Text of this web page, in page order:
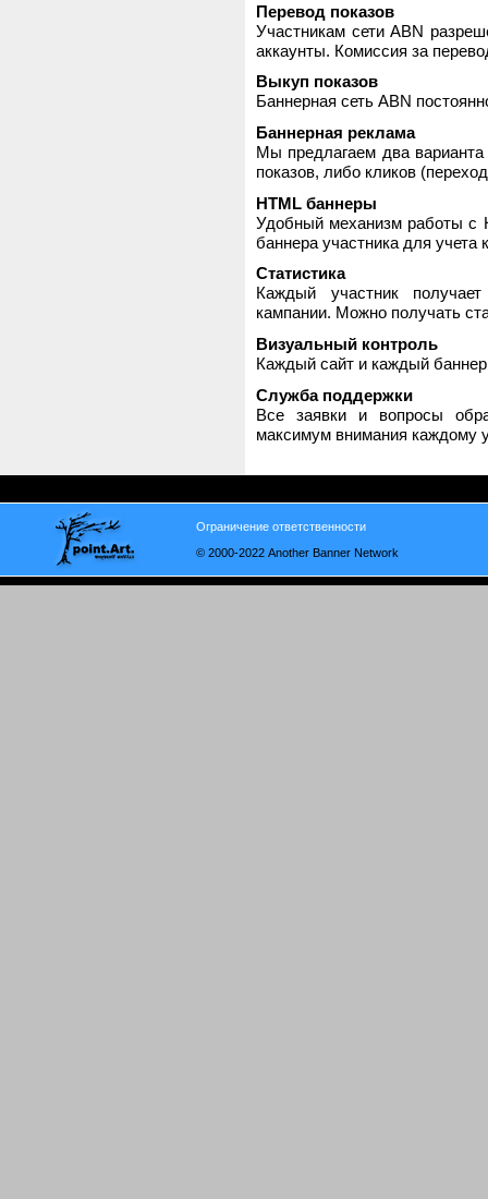
Перевод показов
Участникам сети ABN
аккаунты. Комиссия за
Выкуп показов
Баннерная сеть ABN
Баннерная реклама
Мы предлагаем два
показов, либо кликов
HTML баннеры
Удобный механизм работы с
баннера участника для
Статистика
Каждый участник
кампании. Можно получать
Визуальный контроль
Каждый сайт и каждый
Служба поддержки
Все заявки и вопросы
максимум внимания каждому
Ограничение ответственности
© 2000-2022 Another Banner Network